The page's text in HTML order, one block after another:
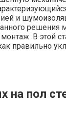
и
решения
В этой
правильно
на пол